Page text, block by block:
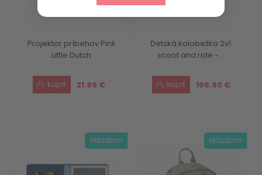
Projektor príbehov Pink
Little Dutch
21.99 €
Detská kolobežka 2v1
scoot and ride -...
109.90 €
skladom skladom